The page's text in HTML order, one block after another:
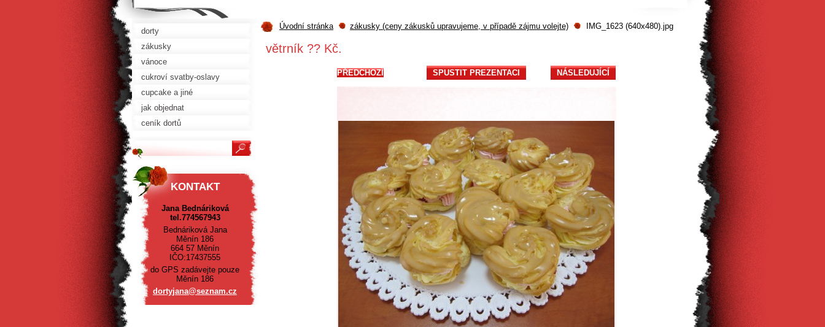
Úvodní stránka zákusky (ceny zákusků upravujeme, v případě zájmu volejte) IMG_1623 (640x480).jpg
větrník ?? Kč.
PŘEDCHOZÍ SPUSTIT PREZENTACI NÁSLEDUJÍCÍ
dorty
zákusky
vánoce
cukroví svatby-oslavy
cupcake a jiné
jak objednat
ceník dortů
KONTAKT
Jana Bednáriková
tel.774567943
Bednáriková Jana
Měnín 186
664 57 Měnín
IČO:17437555
do GPS zadávejte pouze
Měnín 186
dortyjana@seznam.cz